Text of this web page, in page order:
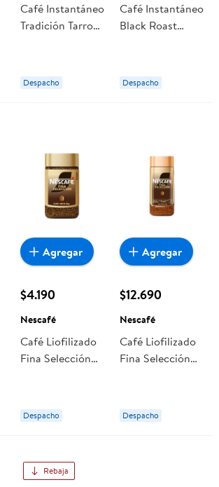
Café Instantáneo
Tradición Tarro
Despacho
Café Instantáneo
Black Roast
Despacho
$4.190
Nescafé
Café Liofilizado
Fina Selección
Despacho
Agregar
$12.690
Nescafé
Café Liofilizado
Fina Selección
Despacho
Agregar
Rebaja